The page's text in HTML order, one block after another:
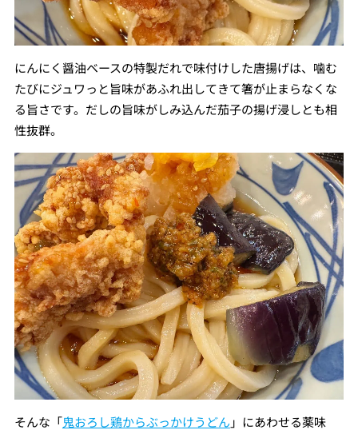
にんにく醤油ベースの特製だれで味付けした唐揚げは、噛む
たびにジュワっと旨味があふれ出してきて箸が止まらなくな
る旨さです。だしの旨味がしみ込んだ茄子の揚げ浸しとも相
性抜群。
そんな「鬼おろし鶏からぶっかけうどん 」にあわせる薬味